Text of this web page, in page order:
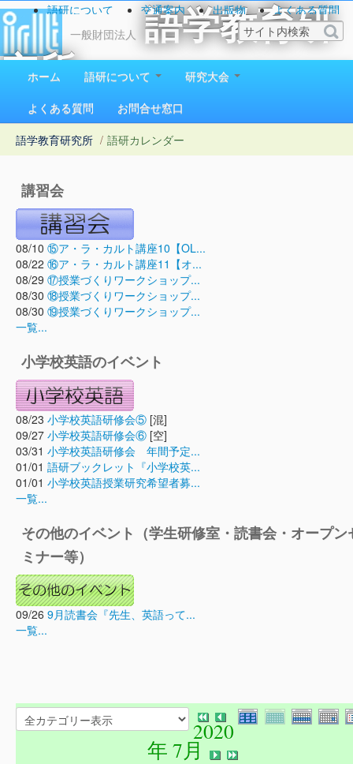
一般財団法人
語学教育研
究所
1923（大正12）年創立
語研について 交通案内 出版物
よくある質問
お問い合わせ
ホーム 語研について
研究大会
よくある質問
お問合せ窓口
語学教育研究所 / 語研カレンダー
講習会
08/10 ⑮ア・ラ・カルト講座10【OL...
08/22 ⑯ア・ラ・カルト講座11【オ...
08/29 ⑰授業づくりワークショップ...
08/30 ⑱授業づくりワークショップ...
08/30 ⑲授業づくりワークショップ...
一覧...
小学校英語のイベント
08/23 小学校英語研修会⑤ [混]
09/27 小学校英語研修会⑥ [空]
03/31 小学校英語研修会 年間予定...
01/01 語研ブックレット『小学校英...
01/01 小学校英語授業研究希望者募...
一覧...
その他のイベント（学生研修室・読書会・オープン
ミナー等）
09/26 9月読書会『先生、英語って...
一覧...
2020
年 7月